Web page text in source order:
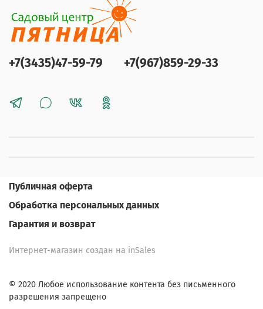
+7(3435)47-59-79 +7(967)859-29-33
Публичная оферта
Обработка персональных данных
Гарантия и возврат
Интернет-магазин создан на inSales
© 2020 Любое использование контента без письменного
разрешения запрещено